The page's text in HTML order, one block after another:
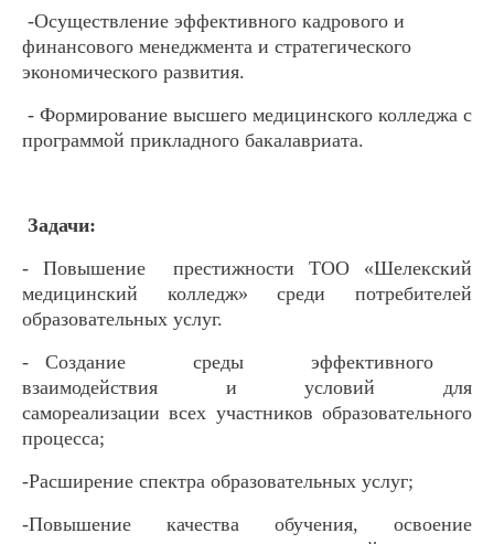
-Осуществление эффективного кадрового и
финансового менеджмента и стратегического
экономического развития.
- Формирование высшего медицинского колледжа с
программой прикладного бакалавриата.
Задачи:
- Повышение престижности ТОО «Шелекский
медицинский колледж» среди потребителей
образовательных услуг.
- Создание среды эффективного
взаимодействия и условий для
самореализации всех участников образовательного
процесса;
-Расширение спектра образовательных услуг;
-Повышение качества обучения, освоение